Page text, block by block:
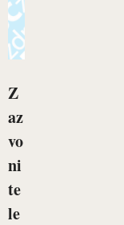
Z
az
vo
ni
te
le